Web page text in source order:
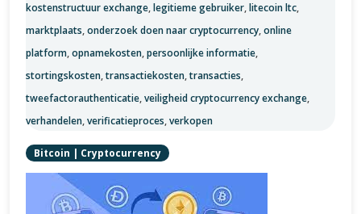
kostenstructuur exchange,legitieme gebruiker,litecoin ltc,
marktplaats,onderzoek doen naar cryptocurrency,online
platform,opnamekosten,persoonlijke informatie,
stortingskosten,transactiekosten,transacties,
tweefactorauthenticatie,veiligheid cryptocurrency exchange,
verhandelen,verificatieproces,verkopen
Bitcoin | Cryptocurrency